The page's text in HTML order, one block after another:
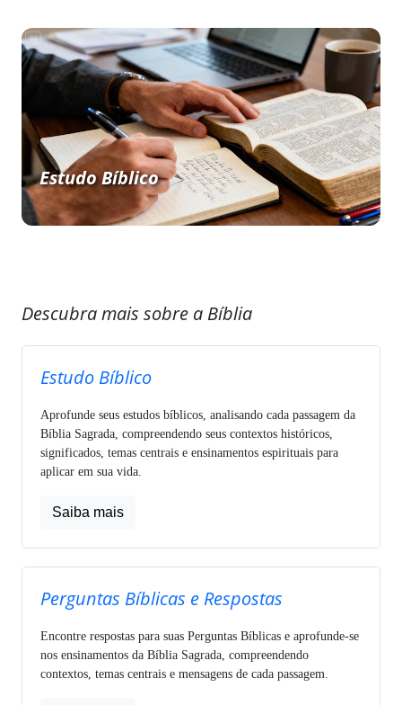
Estudo Bíblico
Descubra mais sobre a Bíblia
Estudo Bíblico
Aprofunde seus estudos bíblicos, analisando cada passagem da
Bíblia Sagrada, compreendendo seus contextos históricos,
significados, temas centrais e ensinamentos espirituais para
aplicar em sua vida.
Saiba mais
Perguntas Bíblicas e Respostas
Encontre respostas para suas Perguntas Bíblicas e aprofunde-se
nos ensinamentos da Bíblia Sagrada, compreendendo
contextos, temas centrais e mensagens de cada passagem.